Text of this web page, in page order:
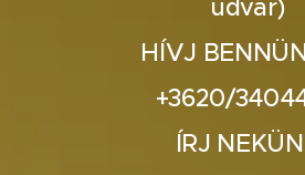
udvar)
HÍVJ
+3620/
ÍRJ